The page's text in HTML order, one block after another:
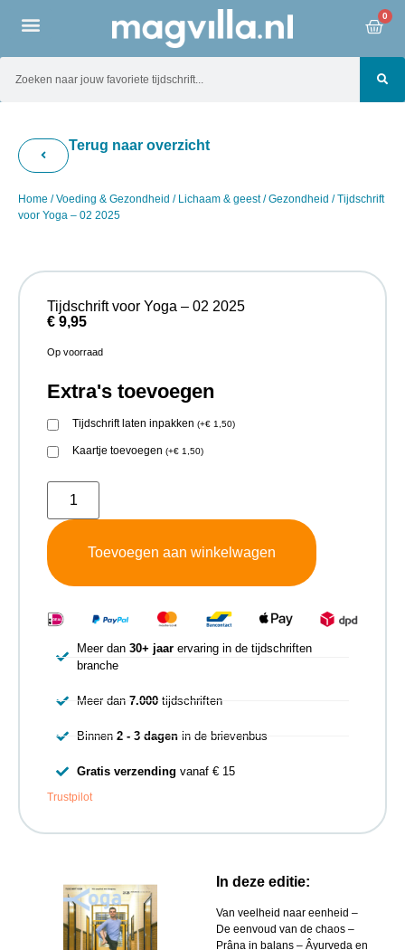
0
Terug naar overzicht
Home /Voeding & Gezondheid / Lichaam & geest/Gezondheid / Tijdschrift
voor Yoga – 02 2025
In deze editie:
Van veelheid naar eenheid –
De eenvoud van de chaos –
Prâna in balans – Âyurveda en
Tijdschrift voor Yoga – 02 2025
€ 9,95
Op voorraad
Extra's toevoegen
Tijdschrift laten inpakken (+€ 1,50)
Kaartje toevoegen (+€ 1,50)
Toevoegen aan winkelwagen
Meer dan 30+ jaarervaring in de tijdschriften
branche
Meer dan 7.000tijdschriften
Binnen 2 - 3 dagenin de brievenbus
Gratis verzending vanaf € 15
Trustpilot